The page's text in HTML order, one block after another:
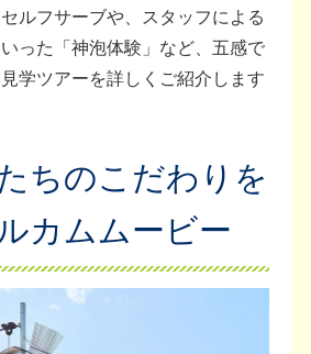
ルフサーブや、スタッフによる
いった「神泡体験」など、五感で
学ツアーを詳しくご紹介します
ちのこだわりを
カムムービー